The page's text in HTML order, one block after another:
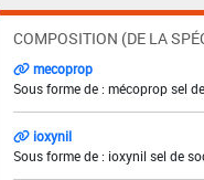
COMPOSITION (DE LA
mecoprop
Sous forme de : mécoprop sel
ioxynil
Sous forme de : ioxynil sel de